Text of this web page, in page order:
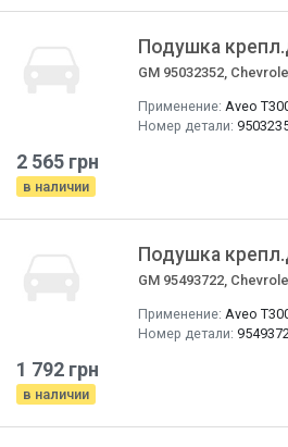
Подушка
GM 95032352,
Применение: Aveo
Номер детали:
2 565 грн
в наличии
Подушка
GM 95493722,
Применение: Aveo
Номер детали:
1 792 грн
в наличии